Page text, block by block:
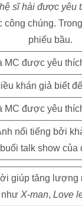
sĩ hài được yêu
chúng.
phiếu bầu.
khán giả biết
nổi tiếng bởi
talk show của
giúp tăng
như X-man, Love